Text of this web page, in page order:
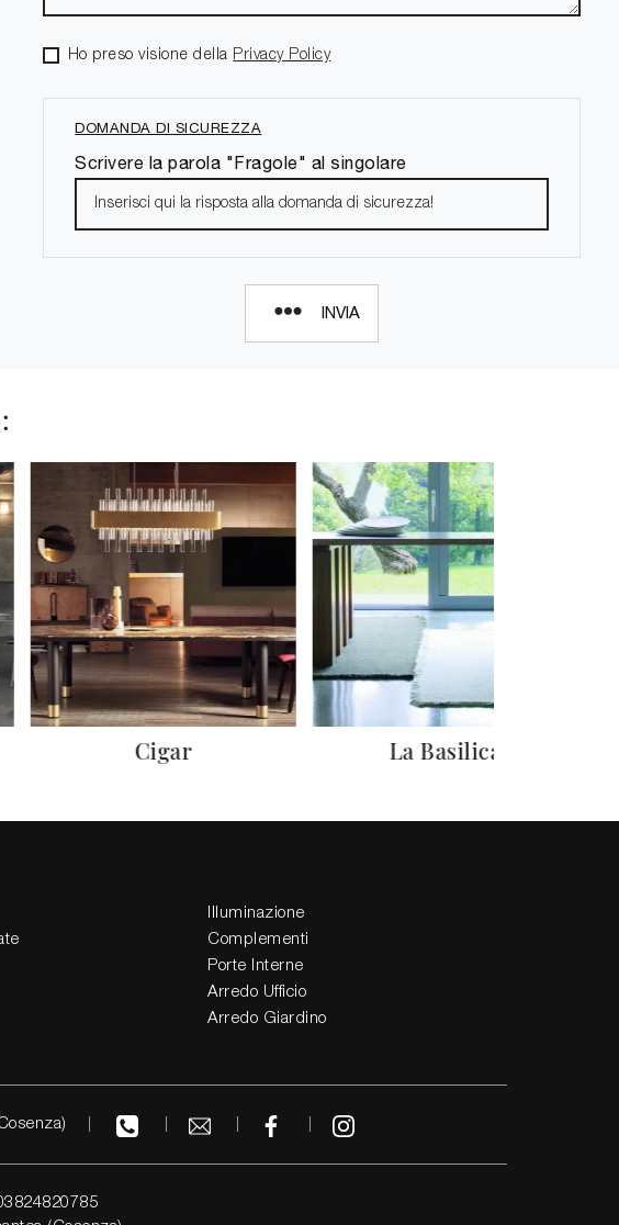
Ho preso visione della Privacy Policy
DOMANDA DI SICUREZZA
Scrivere la parola "Fragole" al singolare
INVIA
Cigar La Basilica
Illuminazione
Complementi
Porte Interne
Arredo Ufficio
Arredo Giardino